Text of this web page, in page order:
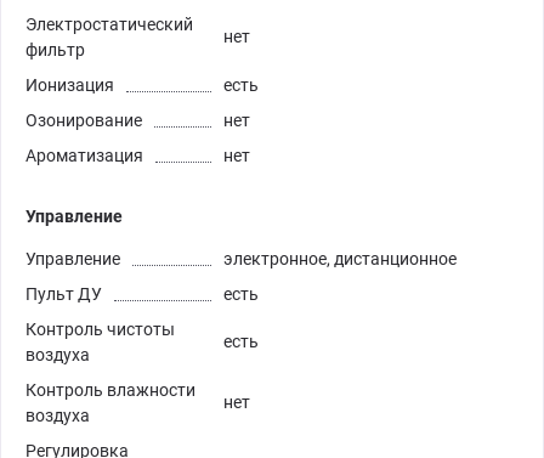
Электростатический
фильтр
нет
Ионизация
есть
Озонирование
нет
Ароматизация
нет
Управление
Управление
электронное, дистанционное
Пульт ДУ
есть
Контроль чистоты
воздуха
есть
Контроль влажности
воздуха
нет
Регулировка